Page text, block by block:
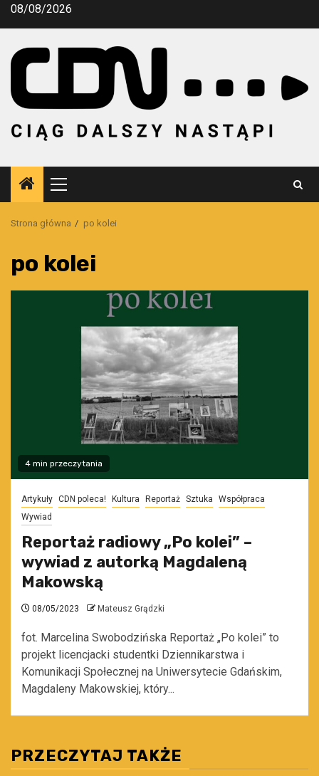
Przejdź
08/08/2026
Menu
główne
Strona główna po kolei
po kolei
4 min przeczytania
Artykuły CDN poleca! Kultura Reportaż Sztuka
Współpraca
Wywiad
Reportaż radiowy „Po kolei” –
wywiad z autorką Magdaleną
Makowską
08/05/2023 Mateusz Grądzki
fot. Marcelina Swobodzińska Reportaż „Po kolei” to
projekt licencjacki studentki Dziennikarstwa i
Komunikacji Społecznej na Uniwersytecie Gdańskim,
Magdaleny Makowskiej, który...
PRZECZYTAJ TAKŻE